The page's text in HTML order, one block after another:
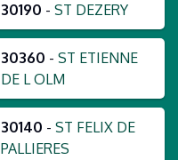
30190 - ST DEZERY
30360 - ST ETIENNE
DE L OLM
30140 - ST FELIX DE
PALLIERES